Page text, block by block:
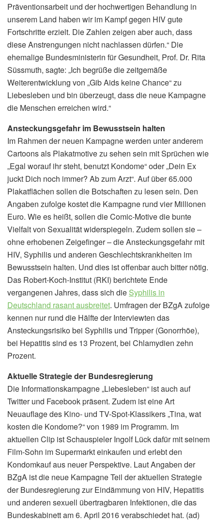
Präventionsarbeit und der hochwertigen Behandlung in
unserem Land haben wir im Kampf gegen HIV gute
Fortschritte erzielt. Die Zahlen zeigen aber auch, dass
diese Anstrengungen nicht nachlassen dürfen.“ Die
ehemalige Bundesministerin für Gesundheit, Prof. Dr. Rita
Süssmuth, sagte: „Ich begrüße die zeitgemäße
Weiterentwicklung von „Gib Aids keine Chance“ zu
Liebesleben und bin überzeugt, dass die neue Kampagne
die Menschen erreichen wird.“
Ansteckungsgefahr im Bewusstsein halten
Im Rahmen der neuen Kampagne werden unter anderem
Cartoons als Plakatmotive zu sehen sein mit Sprüchen wie
„Egal worauf ihr steht, benutzt Kondome“ oder „Dein Ex
juckt Dich noch immer? Ab zum Arzt“. Auf über 65.000
Plakatflächen sollen die Botschaften zu lesen sein. Den
Angaben zufolge kostet die Kampagne rund vier Millionen
Euro. Wie es heißt, sollen die Comic-Motive die bunte
Vielfalt von Sexualität widerspiegeln. Zudem sollen sie –
ohne erhobenen Zeigefinger – die Ansteckungsgefahr mit
HIV, Syphilis und anderen Geschlechtskrankheiten im
Bewusstsein halten. Und dies ist offenbar auch bitter nötig.
Das Robert-Koch-Institut (RKI) berichtete Ende
vergangenen Jahres, dass sich die Syphilis in
Deutschland rasant ausbreitet. Umfragen der BZgA zufolge
kennen nur rund die Hälfte der Interviewten das
Ansteckungsrisiko bei Syphilis und Tripper (Gonorrhöe),
bei Hepatitis sind es 13 Prozent, bei Chlamydien zehn
Prozent.
Aktuelle Strategie der Bundesregierung
Die Informationskampagne „Liebesleben“ ist auch auf
Twitter und Facebook präsent. Zudem ist eine Art
Neuauflage des Kino- und TV-Spot-Klassikers „Tina, wat
kosten die Kondome?“ von 1989 im Programm. Im
aktuellen Clip ist Schauspieler Ingolf Lück dafür mit seinem
Film-Sohn im Supermarkt einkaufen und erlebt den
Kondomkauf aus neuer Perspektive. Laut Angaben der
BZgA ist die neue Kampagne Teil der aktuellen Strategie
der Bundesregierung zur Eindämmung von HIV, Hepatitis
und anderen sexuell übertragbaren Infektionen, die das
Bundeskabinett am 6. April 2016 verabschiedet hat. (ad)